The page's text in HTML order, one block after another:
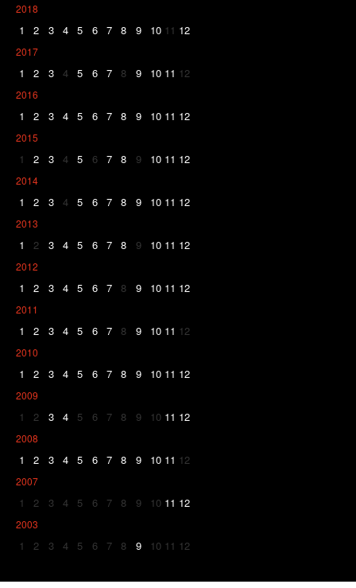
2018
1 2 3 4 5 6 7 8 9 10 11 12
2017
1 2 3 4 5 6 7 8 9 10 11 12
2016
1 2 3 4 5 6 7 8 9 10 11 12
2015
1 2 3 4 5 6 7 8 9 10 11 12
2014
1 2 3 4 5 6 7 8 9 10 11 12
2013
1 2 3 4 5 6 7 8 9 10 11 12
2012
1 2 3 4 5 6 7 8 9 10 11 12
2011
1 2 3 4 5 6 7 8 9 10 11 12
2010
1 2 3 4 5 6 7 8 9 10 11 12
2009
1 2 3 4 5 6 7 8 9 10 11 12
2008
1 2 3 4 5 6 7 8 9 10 11 12
2007
1 2 3 4 5 6 7 8 9 10 11 12
2003
1 2 3 4 5 6 7 8 9 10 11 12